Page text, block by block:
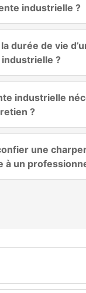
industrielle ?
durée de vie
?
industrielle
?
une
à un